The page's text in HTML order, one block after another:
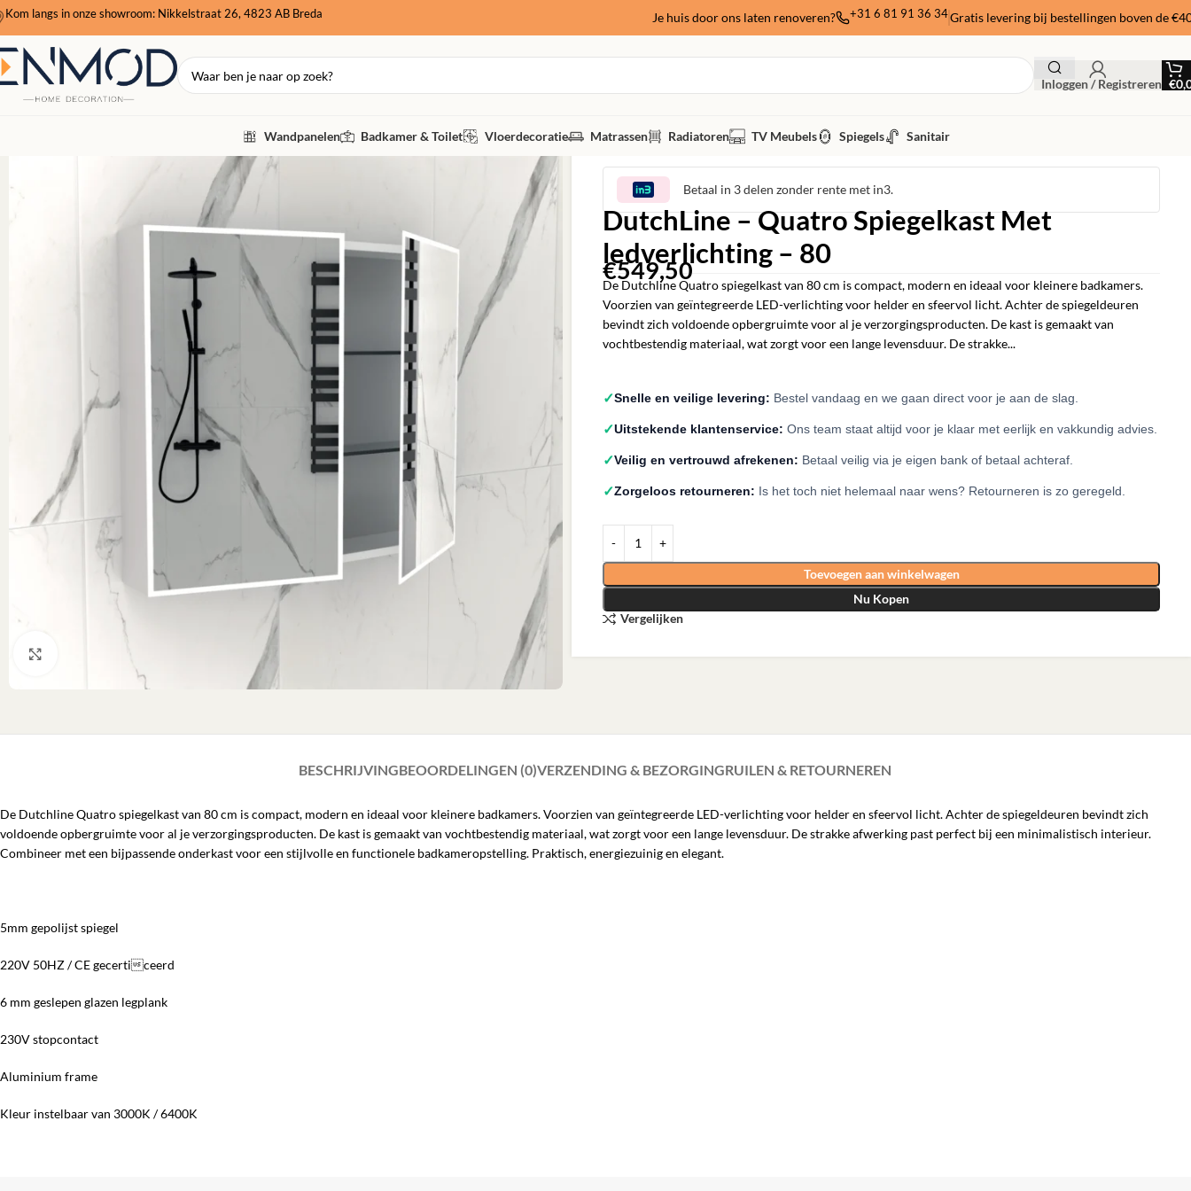
Kom langs in onze showroom: Nikkelstraat 26, 4823 AB Breda Je huis door ons laten renoveren? +31 6 81 91 36 34Gratis levering bij bestellingen boven de
Inloggen / Registreren €
Wandpanelen Badkamer & Toilet Vloerdecoratie Matrassen Radiatoren TV Meubels Spiegels Sanitair
Betaal in 3 delen zonder rente met in3.
DutchLine – Quatro Spiegelkast Met
ledverlichting – 80
€549,50
De Dutchline Quatro spiegelkast van 80 cm is compact, modern en ideaal voor kleinere badkamers.
Voorzien van geïntegreerde LED-verlichting voor helder en sfeervol licht. Achter de spiegeldeuren
bevindt zich voldoende opbergruimte voor al je verzorgingsproducten. De kast is gemaakt van
vochtbestendig materiaal, wat zorgt voor een lange levensduur. De strakke...
✓Snelle en veilige levering: Bestel vandaag en we gaan direct voor je aan de slag.
✓Uitstekende klantenservice: Ons team staat altijd voor je klaar met eerlijk en vakkundig advies.
✓Veilig en vertrouwd afrekenen: Betaal veilig via je eigen bank of betaal achteraf.
✓Zorgeloos retourneren: Is het toch niet helemaal naar wens? Retourneren is zo geregeld.
Toevoegen aan winkelwagen
Nu Kopen
Vergelijken
BESCHRIJVINGBEOORDELINGEN (0)VERZENDING & BEZORGINGRUILEN & RETOURNEREN
De Dutchline Quatro spiegelkast van 80 cm is compact, modern en ideaal voor kleinere badkamers. Voorzien van geïntegreerde LED-verlichting voor helder en sfeervol licht. Achter de spiegeldeuren bevindt zich
voldoende opbergruimte voor al je verzorgingsproducten. De kast is gemaakt van vochtbestendig materiaal, wat zorgt voor een lange levensduur. De strakke afwerking past perfect bij een minimalistisch interieur.
Combineer met een bijpassende onderkast voor een stijlvolle en functionele badkameropstelling. Praktisch, energiezuinig en elegant.
5mm gepolijst spiegel
220V 50HZ / CE gecerticeerd
6 mm geslepen glazen legplank
230V stopcontact
Aluminium frame
Kleur instelbaar van 3000K / 6400K